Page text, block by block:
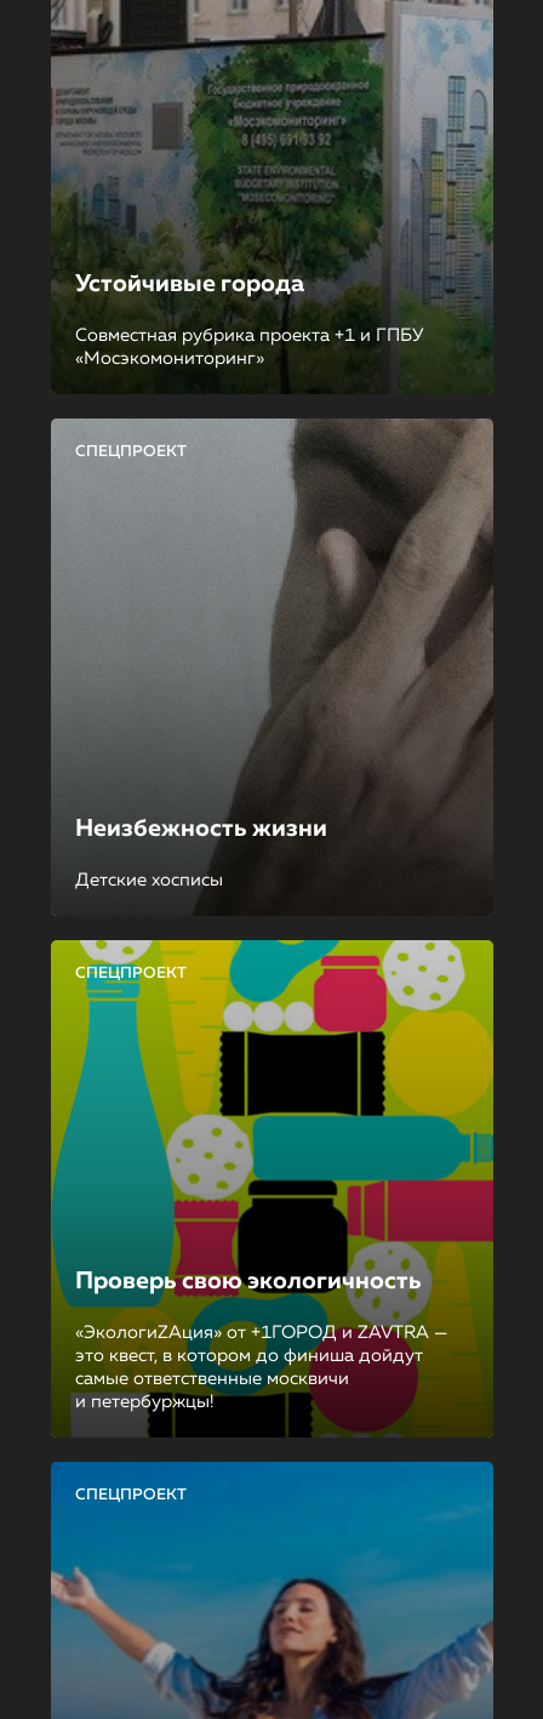
Устойчивые города
Совместная рубрика проекта +1 и ГПБУ
«Мосэкомониторинг»
СПЕЦПРОЕКТ
Неизбежность жизни
Детские хосписы
СПЕЦПРОЕКТ
Проверь свою экологичность
«ЭкологиZAция» от +1ГОРОД и ZAVTRA —
это квест, в котором до финиша дойдут
самые ответственные москвичи
и петербуржцы!
СПЕЦПРОЕКТ